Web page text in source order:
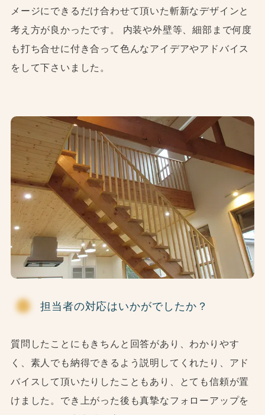
メージにできるだけ合わせて頂いた斬新なデザインと
考え方が良かったです。 内装や外壁等、細部まで何度
も打ち合せに付き合って色んなアイデアやアドバイス
をして下さいました。
担当者の対応はいかがでしたか？
質問したことにもきちんと回答があり、わかりやす
く、素人でも納得できるよう説明してくれたり、アド
バイスして頂いたりしたこともあり、とても信頼が置
けました。でき上がった後も真摯なフォローアップを